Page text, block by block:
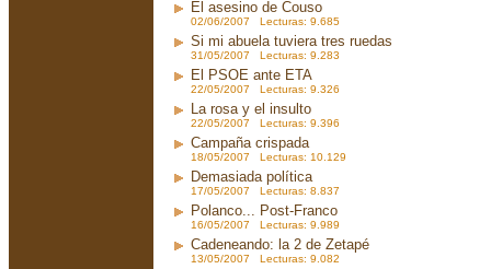
El asesino de Couso
02/06/2007 Lecturas: 9.685
Si mi abuela tuviera tres ruedas
31/05/2007 Lecturas: 9.283
El PSOE ante ETA
22/05/2007 Lecturas: 9.326
La rosa y el insulto
22/05/2007 Lecturas: 9.396
Campaña crispada
18/05/2007 Lecturas: 10.129
Demasiada política
17/05/2007 Lecturas: 8.837
Polanco... Post-Franco
16/05/2007 Lecturas: 9.989
Cadeneando: la 2 de Zetapé
13/05/2007 Lecturas: 9.082